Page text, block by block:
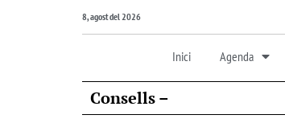
8, agost del 2026
Inici Agenda
Consells –